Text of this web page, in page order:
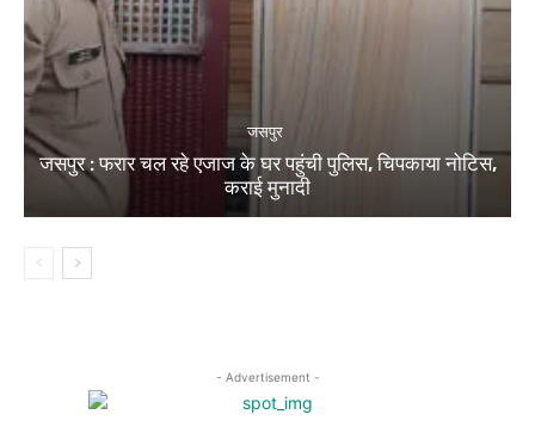
जसपुर
जसपुर : फरार चल रहे एजाज के घर पहुंची पुलिस, चिपकाया नोटिस,
कराई मुनादी
- Advertisement -